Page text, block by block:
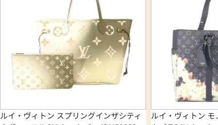
ルイ・ヴィトン スプリングインザシティ
ルイ・ヴィトン